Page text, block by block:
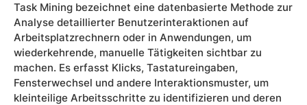
Task Mining bezeichnet eine datenbasierte Methode zur
Analyse detaillierter Benutzerinteraktionen auf
Arbeitsplatzrechnern oder in Anwendungen, um
wiederkehrende, manuelle Tätigkeiten sichtbar zu
machen. Es erfasst Klicks, Tastatureingaben,
Fensterwechsel und andere Interaktionsmuster, um
kleinteilige Arbeitsschritte zu identifizieren und deren